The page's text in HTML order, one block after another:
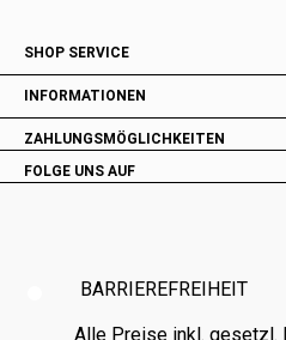
SHOP SERVICE
INFORMATIONEN
ZAHLUNGSMÖGLICHKEITEN
FOLGE UNS AUF
BARRIEREFREIHEIT
Alle Preise inkl. gesetzl.